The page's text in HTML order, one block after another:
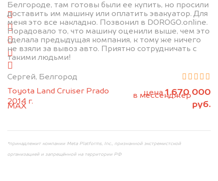
Белгороде, там готовы были ее купить, но просили
доставить им машину или оплатить эвакуатор. Для
меня это все накладно. Позвонил в DOROGO.online.
Порадовало то, что машину оценили выше, чем это
сделала предыдущая компания, к тому же ничего
не взяли за вывоз авто. Приятно сотрудничать с
такими людьми!
Сергей, Белгород
Toyota Land Cruiser Prado
2014 г.
цена1 670 000
руб.
спереди
сзади
слева
+79584983298 по WhatsApp*, в мессенджер
MAX
*принадлежит компании Meta Platforms, Inc., признанной экстремистской
организацией и запрещённой на территории РФ